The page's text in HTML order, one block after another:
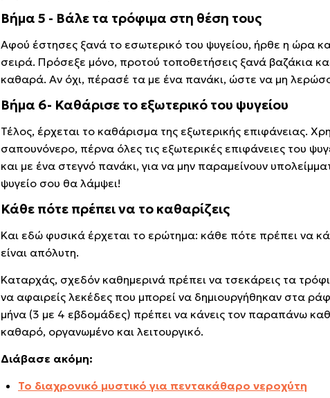
Βήμα 5 - Βάλε τα τρόφιμα στη θέση τους
Αφού έστησες ξανά το εσωτερικό του ψυγείου, ήρθε η ώρα
σειρά. Πρόσεξε μόνο, προτού τοποθετήσεις ξανά βαζάκια
καθαρά. Αν όχι, πέρασέ τα με ένα πανάκι, ώστε να μη
Βήμα 6- Καθάρισε το εξωτερικό του ψυγείου
Τέλος, έρχεται το καθάρισμα της εξωτερικής επιφάνειας.
σαπουνόνερο, πέρνα όλες τις εξωτερικές επιφάνειες του
και με ένα στεγνό πανάκι, για να μην παραμείνουν
ψυγείο σου θα λάμψει!
Κάθε πότε πρέπει να το καθαρίζεις
Και εδώ φυσικά έρχεται το ερώτημα: κάθε πότε πρέπει να
είναι απόλυτη.
Καταρχάς, σχεδόν καθημερινά πρέπει να τσεκάρεις τα
να αφαιρείς λεκέδες που μπορεί να δημιουργήθηκαν στα
μήνα (3 με 4 εβδομάδες) πρέπει να κάνεις τον παραπάνω
καθαρό, οργανωμένο και λειτουργικό.
Διάβασε ακόμη:
Το διαχρονικό μυστικό για πεντακάθαρο νεροχύτη